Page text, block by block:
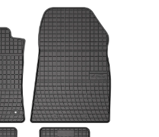
van
media
openen